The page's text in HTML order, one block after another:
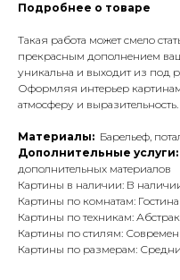
Подробнее о товаре
Такая работа может смело
прекрасным дополнением
уникальна и выходит из под
Оформляя интерьер
атмосферу и выразительность.
Материалы: Барельеф,
Дополнительные услуги:
дополнительных материалов
Картины в наличии: В
Картины по комнатам:
Картины по техникам:
Картины по стилям:
Картины по размерам: